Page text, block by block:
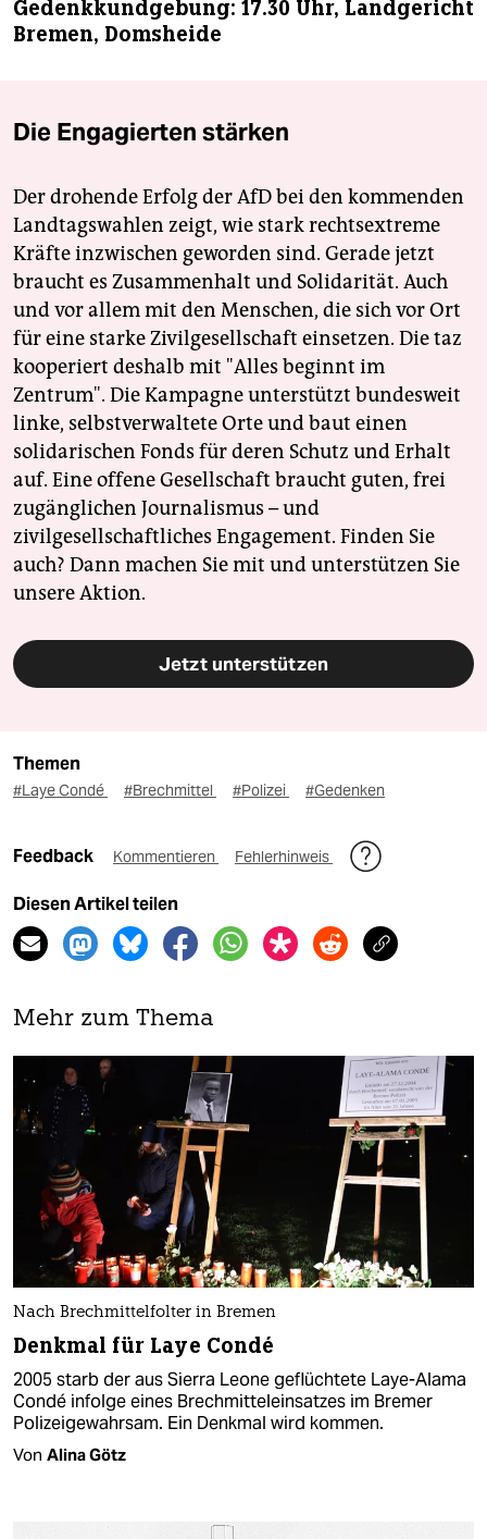
Gedenkkundgebung: 17.30 Uhr, Landgericht
Bremen, Domsheide
Die Engagierten stärken
Der drohende Erfolg der AfD bei den kommenden
Landtagswahlen zeigt, wie stark rechtsextreme
Kräfte inzwischen geworden sind. Gerade jetzt
braucht es Zusammenhalt und Solidarität. Auch
und vor allem mit den Menschen, die sich vor Ort
für eine starke Zivilgesellschaft einsetzen. Die taz
kooperiert deshalb mit "Alles beginnt im
Zentrum". Die Kampagne unterstützt bundesweit
linke, selbstverwaltete Orte und baut einen
solidarischen Fonds für deren Schutz und Erhalt
auf. Eine offene Gesellschaft braucht guten, frei
zugänglichen Journalismus – und
zivilgesellschaftliches Engagement. Finden Sie
auch? Dann machen Sie mit und unterstützen Sie
unsere Aktion.
Jetzt unterstützen
Themen
#Laye Condé #Brechmittel #Polizei #Gedenken
Feedback Kommentieren Fehlerhinweis
Diesen Artikel teilen
Mehr zum Thema
Nach Brechmittelfolter in Bremen
Denkmal für Laye Condé
2005 starb der aus Sierra Leone geflüchtete Laye-Alama
Condé infolge eines Brechmitteleinsatzes im Bremer
Polizeigewahrsam. Ein Denkmal wird kommen.
Von Alina Götz